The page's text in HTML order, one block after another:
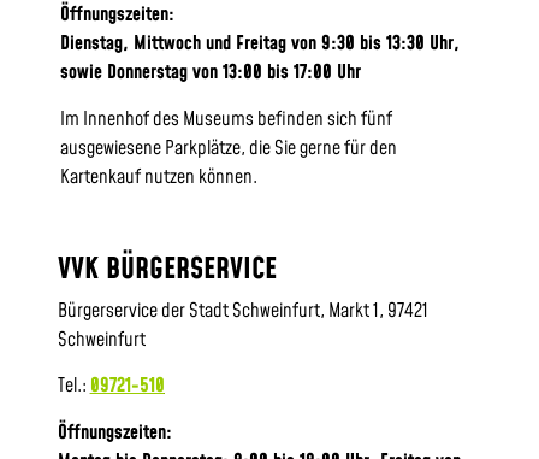
Öffnungszeiten:
Dienstag, Mittwoch und Freitag von 9:30 bis 13:30 Uhr,
sowie Donnerstag von 13:00 bis 17:00 Uhr
Im Innenhof des Museums befinden sich fünf
ausgewiesene Parkplätze, die Sie gerne für den
Kartenkauf nutzen können.
VVK BÜRGERSERVICE
Bürgerservice der Stadt Schweinfurt, Markt 1, 97421
Schweinfurt
Tel.: 09721-510
Öffnungszeiten: